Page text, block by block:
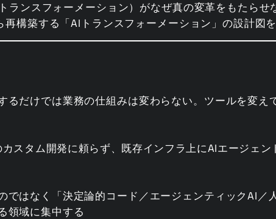
ランスフォーメーション）がなぜ真の変革をもたら
再構築する「AIトランスフォーメーション」の設計図
るだけでは業務の仕組みは変わらない。ツールを変え
スタム開発に頼らず、既存インフラ上にAIエージェ
ではなく「決定論的コード／エージェンティックAI／
領域に集中する